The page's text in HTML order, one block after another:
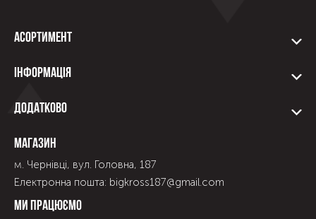
Асортимент
Інформація
Додатково
Магазин
м. Чернівці, вул. Головна, 187
Електронна пошта: bigkross187@gmail.com
Ми працюємо